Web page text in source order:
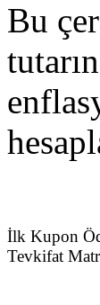
Bu
İlk Kupon
Tevkifat